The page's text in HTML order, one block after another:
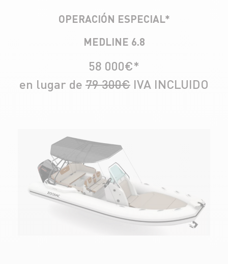
OPERACIÓN ESPECIAL*
MEDLINE 6.8
58 000€*
en lugar de 79 300€ IVA INCLUIDO